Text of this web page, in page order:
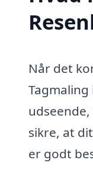
Når det
sikre, at
er godt